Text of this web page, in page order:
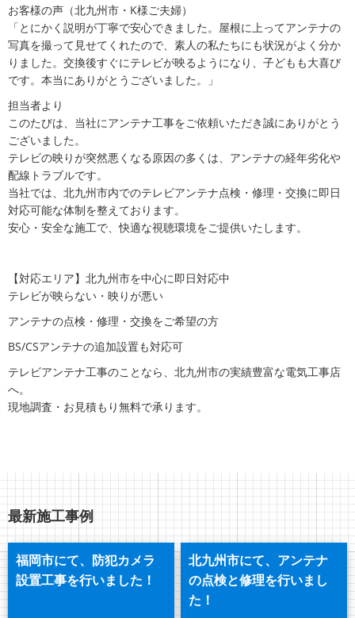
お客様の声（北九州市・K様ご夫婦）
「とにかく説明が丁寧で安心できました。屋根に上ってアンテナの
写真を撮って見せてくれたので、素人の私たちにも状況がよく分か
りました。交換後すぐにテレビが映るようになり、子どもも大喜び
です。本当にありがとうございました。」
担当者より
このたびは、当社にアンテナ工事をご依頼いただき誠にありがとう
ございました。
テレビの映りが突然悪くなる原因の多くは、アンテナの経年劣化や
配線トラブルです。
当社では、北九州市内でのテレビアンテナ点検・修理・交換に即日
対応可能な体制を整えております。
安心・安全な施工で、快適な視聴環境をご提供いたします。
【対応エリア】北九州市を中心に即日対応中
テレビが映らない・映りが悪い
アンテナの点検・修理・交換をご希望の方
BS/CSアンテナの追加設置も対応可
テレビアンテナ工事のことなら、北九州市の実績豊富な電気工事店
へ。
現地調査・お見積もり無料で承ります。
最新施工事例
福岡市にて、防犯カメラ
設置工事を行いました！
北九州市にて、アンテナ
の点検と修理を行いまし
た！